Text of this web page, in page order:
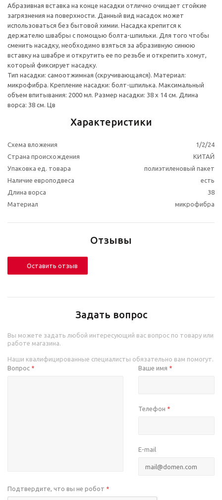
Абразивная вставка на конце насадки отлично очищает стойкие
загрязнения на поверхности. Данный вид насадок может
использоваться без бытовой химии. Насадка крепится к
держателю швабры с помощью болта-шпильки. Для того чтобы
сменить насадку, необходимо взяться за абразивную синюю
вставку на швабре и открутить ее по резьбе и открепить хомут,
который фиксирует насадку.
Тип насадки: самоотжимная (скручивающаяся). Материал:
микрофибра. Крепление насадки: болт-шпилька. Максимальный
объем впитывания: 2000 мл. Размер насадки: 38 х 14 см. Длина
ворса: 38 см. Цв
Характеристики
Схема вложения
1/2/24
Страна происхождения
КИТАЙ
Упаковка ед. товара
полиэтиленовый пакет
Наличие европодвеса
есть
Длина ворса
38
Материал
микрофибра
Отзывы
Оставить отзыв
Задать вопрос
Вы можете задать любой интересующий вас вопрос по товару или
работе магазина.
Наши квалифицированные специалисты обязательно вам помогут.
Вопрос * Ваше имя *
Телефон *
E-mail
Подтвердите, что вы не робот *